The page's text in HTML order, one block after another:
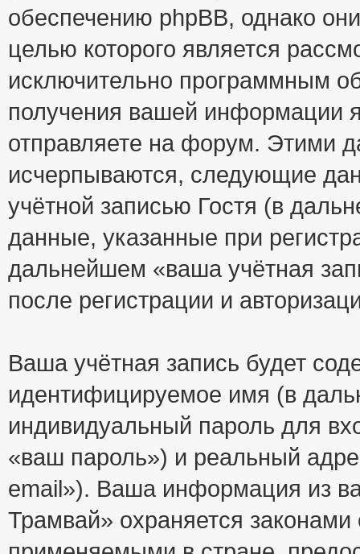
обеспечению phpBB, однако
целью которого является
исключительно программным
получения вашей информации
отправляете на форум. Этими
исчерпываются, следующие
учётной записью Гостя (в
данные, указанные при
дальнейшем «ваша учётная
после регистрации и
Ваша учётная запись будет
идентифицируемое имя (в
индивидуальный пароль для
«ваш пароль») и реальный
email»). Ваша информация из
Трамвай» охраняется